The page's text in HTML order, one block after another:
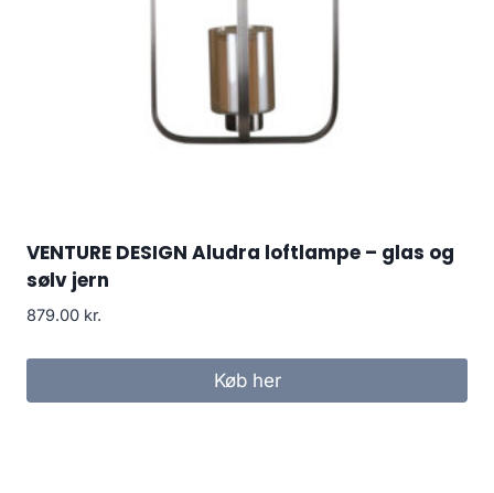
VENTURE DESIGN Aludra loftlampe – glas og
sølv jern
879.00 kr.
Køb her